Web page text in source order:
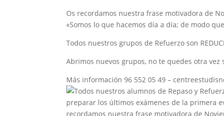
Os recordamos nuestra frase motivadora de
«Somos lo que hacemos día a día; de modo
Todos nuestros grupos de Refuerzo son
Abrimos nuevos grupos, no te quedes otra vez
Más información 96 552 05 49 –